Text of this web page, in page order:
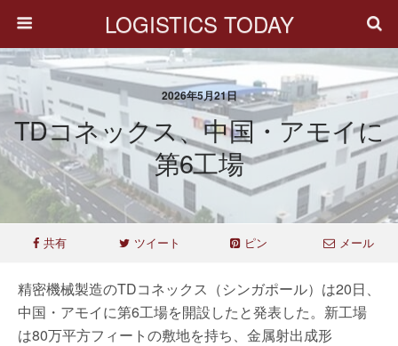
LOGISTICS TODAY
2026年5月21日
TDコネックス、中国・アモイに
第6工場
共有 ツイート ピン メール
精密機械製造のTDコネックス（シンガポール）は20日、
中国・アモイに第6工場を開設したと発表した。新工場
は80万平方フィートの敷地を持ち、金属射出成形